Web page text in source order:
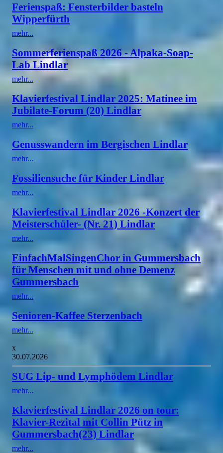
Ferienspaß: Fensterbilder basteln
Wipperfürth
mehr...
Sommerferienspaß 2026 - Alpaka-Soap-
Lab Lindlar
mehr...
Klavierfestival Lindlar 2025: Matinee im
Jubilate-Forum (20) Lindlar
mehr...
Genusswandern im Bergischen Lindlar
mehr...
Fossiliensuche für Kinder Lindlar
mehr...
Klavierfestival Lindlar 2026 -Konzert der
Meisterschüler- (Nr. 21) Lindlar
mehr...
EinfachMalSingenChor in Gummersbach
für Menschen mit und ohne Demenz
Gummersbach
mehr...
Senioren-Kaffee Sterzenbach
mehr...
x
30.07.2026
SUG Lip- und Lymphödem Lindlar
mehr...
Klavierfestival Lindlar 2026 on tour:
Klavier-Rezital mit Collin Pütz in
Gummersbach(23) Lindlar
mehr...